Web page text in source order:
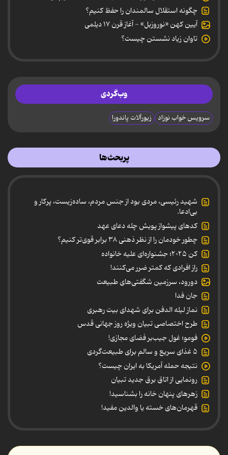
چگونه استقلال سالمندان را حفظ کنیم؟
آیین کهن «نوروزبل» - آغاز قرن ۱۷ دیلمی
تاوان زیاد نشستن چیست؟
وب‌گردی
سرویس خواب نوزاد زیورآلات پاندورا
پربحث‌ها
شهید رئیسی، مردی بود از جنس مردم، ساده‌زیست، پرکار و
بی‌ادعا.
کدهای پیشواز پویش چله دعای عهد
چطور خودمان را از نظر ذهنی ۳۸ برابر قوی‌تر کنیم؟
کن ۲۰۲۵؛ جشنواره‌ای علیه خانواده
راز افرادی که کمتر ضرر می‌کنند!
دورود، سرزمین شگفتی‌های طبیعت
جان فدا
نماز لیله الدفن برای شهدای بیت رهبری
طرح اختصاصی تبیان ویژه روز جهانی قدس
فومو؛ غول جیب‌بر فضای مجازی!
۵ غذای سریع و سالم برای طبیعت‌گردی
نتیجه حمله آمریکا به ایران چیست؟
رونمایی از اتاق برق جدید تبیان
زهرهای پنهان خانه را بشناسید!
قهرمان‌های خسته یا والدین مفید!